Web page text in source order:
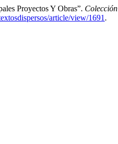
Proyectos Y Obras”.
article/view/1691 .